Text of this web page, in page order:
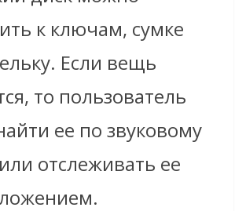
к ключам, сумке
Если вещь
то пользователь
ее по звуковому
отслеживать ее